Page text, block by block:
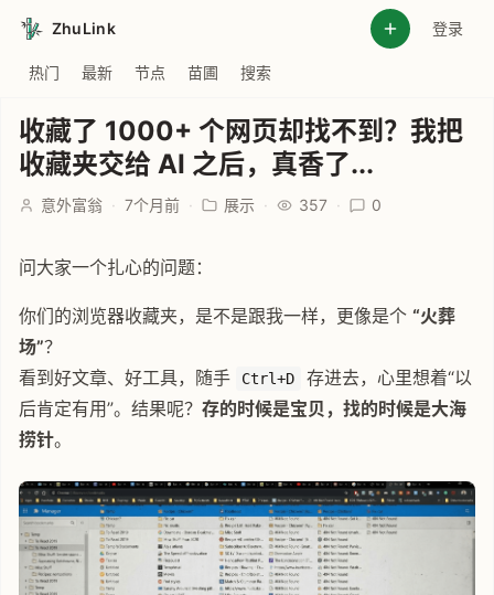
ZhuLink 登录
热门 最新 节点 苗圃 搜索
收藏了 1000+ 个网页却找不到？我把
收藏夹交给 AI 之后，真香了...
意外富翁 · 7个月前 · 展示 · 357 · 0
问大家一个扎心的问题：
你们的浏览器收藏夹，是不是跟我一样，更像是个 “火葬
场”？
看到好文章、好工具，随手
Ctrl+D
存进去，心里想着“以
后肯定有用”。结果呢？ 存的时候是宝贝，找的时候是大海
捞针。